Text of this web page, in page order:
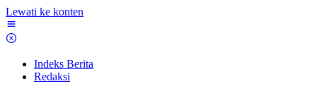
Lewati ke konten
Indeks Berita
Redaksi